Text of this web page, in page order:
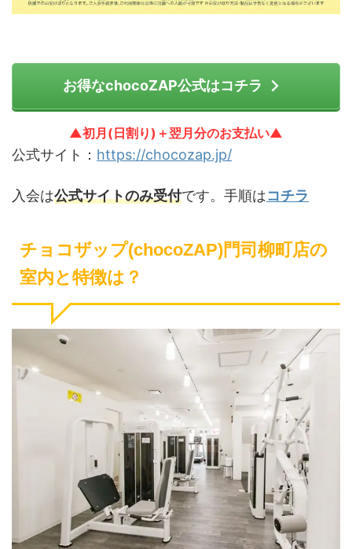
お得なchocoZAP公式はコチラ
▲初月(日割り)＋翌月分のお支払い▲
公式サイト： https://chocozap.jp/
入会は公式サイトのみ受付です。手順はコチラ
チョコザップ(chocoZAP)門司柳町店の
室内と特徴は？